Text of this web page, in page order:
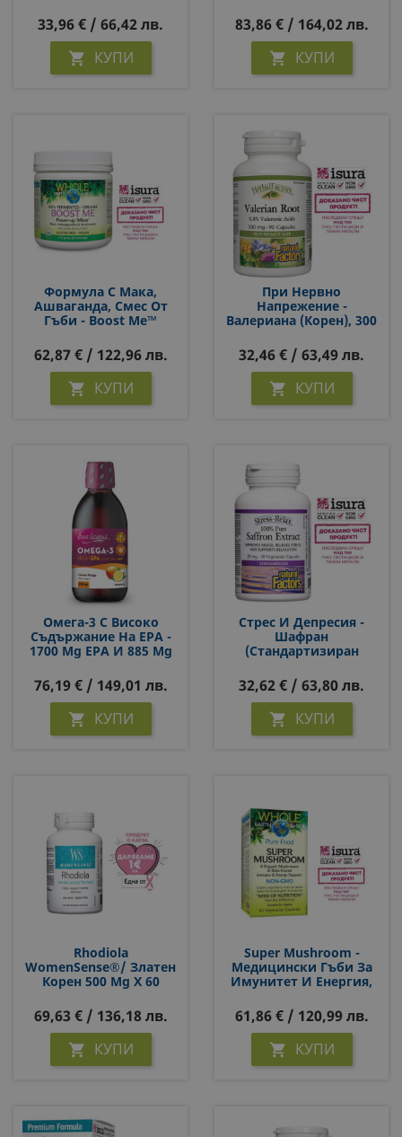
33,96 € / 66,42 лв.
 КУПИ
MagSense®, 400 G, Прах
83,86 € / 164,02 лв.
 КУПИ
Формула С Мака,
Ашваганда, Смес От
Гъби - Boost Me™
Earth & Sea Х 175 G
Прах/ 25 Дози
62,87 € / 122,96 лв.
 КУПИ
При Нервно
Напрежение -
Валериана (корен), 300
32,46 € / 63,49 лв.
 КУПИ
Омега-3 С Високо
Съдържание На EPA -
1700 Mg EPA И 885 Mg
Natural Factors Sea-
Licious®, 250 Ml
76,19 € / 149,01 лв.
 КУПИ
Стрес И Депресия -
Шафран
(стандартизиран
Капсули
32,62 € / 63,80 лв.
 КУПИ
Rhodiola
WomenSense®/ Златен
Корен 500 Mg X 60
69,63 € / 136,18 лв.
 КУПИ
Super Mushroom -
Медицински Гъби За
Имунитет И Енергия,
Прием
61,86 € / 120,99 лв.
 КУПИ